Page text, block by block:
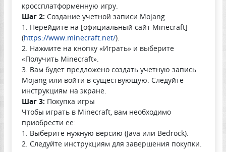
кроссплатформенную игру.
Шаг 2: Создание учетной записи Mojang
1. Перейдите на [официальный сайт Minecraft]
(https://www.minecraft.net/).
2. Нажмите на кнопку «Играть» и выберите
«Получить Minecraft».
3. Вам будет предложено создать учетную запись
Mojang или войти в существующую. Следуйте
инструкциям на экране.
Шаг 3: Покупка игры
Чтобы играть в Minecraft, вам необходимо
приобрести ее:
1. Выберите нужную версию (Java или Bedrock).
2. Следуйте инструкциям для завершения покупки.